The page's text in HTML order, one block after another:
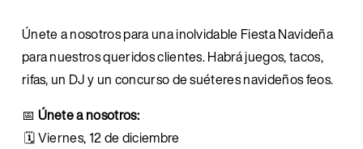
Únete a nosotros para una inolvidable Fiesta Navideña
para nuestros queridos clientes. Habrá juegos, tacos,
rifas, un DJ y un concurso de suéteres navideños feos.
📅 Únete a nosotros:
🗓️ Viernes, 12 de diciembre